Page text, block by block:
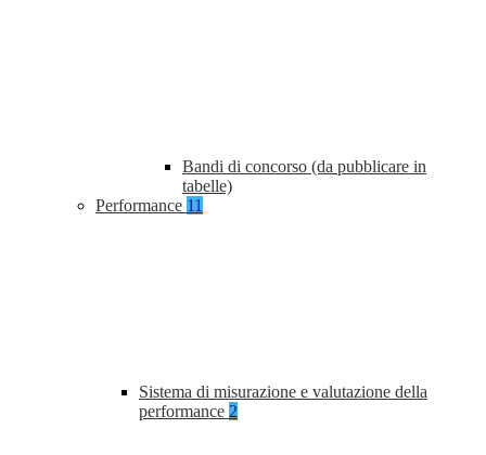
Bandi di concorso (da pubblicare in
tabelle)
Performance 11
Sistema di misurazione e valutazione della
performance 2